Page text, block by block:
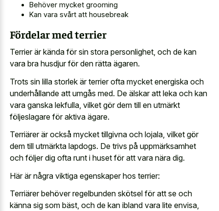
Behöver mycket grooming
Kan vara svårt att housebreak
Fördelar med terrier
Terrier är kända för sin stora personlighet, och de kan
vara bra husdjur för den rätta ägaren.
Trots sin lilla storlek är terrier ofta mycket energiska och
underhållande att umgås med. De älskar att leka och kan
vara ganska lekfulla, vilket gör dem till en utmärkt
följeslagare för aktiva ägare.
Terriärer är också mycket tillgivna och lojala, vilket gör
dem till utmärkta lapdogs. De trivs på uppmärksamhet
och följer dig ofta runt i huset för att vara nära dig.
Här är några viktiga egenskaper hos terrier:
Terriärer behöver regelbunden skötsel för att se och
känna sig som bäst, och de kan ibland vara lite envisa,